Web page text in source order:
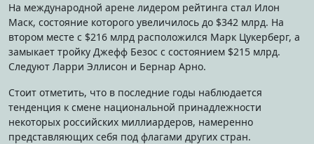
На международной арене лидером рейтинга стал Илон
Маск, состояние которого увеличилось до $342 млрд. На
втором месте с $216 млрд расположился Марк Цукерберг, а
замыкает тройку Джефф Безос с состоянием $215 млрд.
Следуют Ларри Эллисон и Бернар Арно.
Стоит отметить, что в последние годы наблюдается
тенденция к смене национальной принадлежности
некоторых российских миллиардеров, намеренно
представляющих себя под флагами других стран.